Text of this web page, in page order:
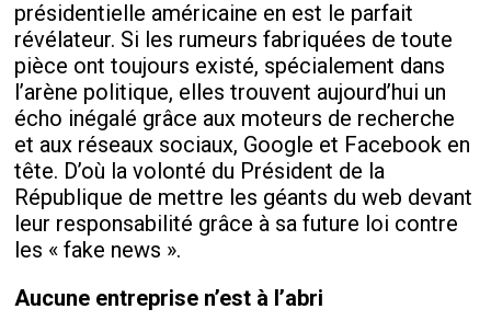
présidentielle américaine en est le parfait
révélateur. Si les rumeurs fabriquées de toute
pièce ont toujours existé, spécialement dans
l’arène politique, elles trouvent aujourd’hui un
écho inégalé grâce aux moteurs de recherche
et aux réseaux sociaux, Google et Facebook en
tête. D’où la volonté du Président de la
République de mettre les géants du web devant
leur responsabilité grâce à sa future loi contre
les « fake news ».
Aucune entreprise n’est à l’abri